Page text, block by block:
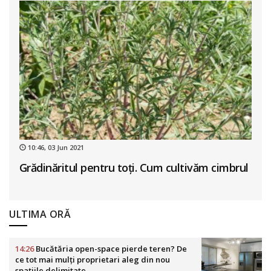
10:46, 03 Jun 2021
Grădinăritul pentru toți. Cum cultivăm cimbrul
ULTIMA ORĂ
14:26Bucătăria open-space pierde teren? De
ce tot mai mulți proprietari aleg din nou